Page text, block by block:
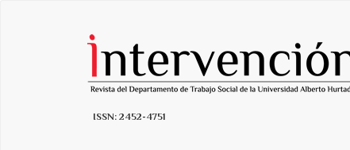
##plugins.themes.bootstrap3.accessible_menu.main_content##
##plugins.themes.bootstrap3.accessible_menu.sidebar##
ISSN: 2452-4751